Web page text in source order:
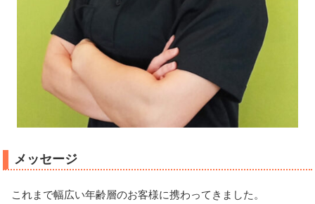
メッセージ
これまで幅広い年齢層のお客様に携わってきました。